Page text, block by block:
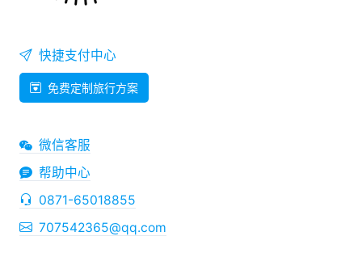
快捷支付中心
免费定制旅行方案
微信客服
帮助中心
0871-65018855
707542365@qq.com